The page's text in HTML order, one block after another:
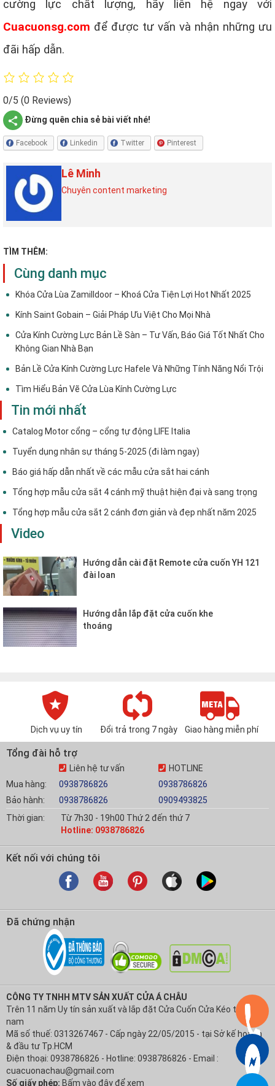
cường lực chất lượng, hãy liên hệ ngay với
Cuacuonsg.com để được tư vấn và nhận những ưu
đãi hấp dẫn.
0/5 (0 Reviews)
Đừng quên chia sẻ bài viết nhé!
Facebook Linkedin Twitter Pinterest
Lê Minh
Chuyên content marketing
TÌM THÊM:
Cùng danh mục
Khóa Cửa Lùa Zamilldoor – Khoá Cửa Tiện Lợi Hot Nhất 2025
Kính Saint Gobain – Giải Pháp Ưu Việt Cho Mọi Nhà
Cửa Kính Cường Lực Bản Lề Sàn – Tư Vấn, Báo Giá Tốt Nhất Cho
Không Gian Nhà Bạn
Bản Lề Cửa Kính Cường Lực Hafele Và Những Tính Năng Nổi Trội
Tìm Hiểu Bản Vẽ Cửa Lùa Kính Cường Lực
Tin mới nhất
Catalog Motor cổng – cổng tự động LIFE Italia
Tuyển dụng nhân sự tháng 5-2025 (đi làm ngay)
Báo giá hấp dẫn nhất về các mẫu cửa sắt hai cánh
Tổng hợp mẫu cửa sắt 4 cánh mỹ thuật hiện đại và sang trọng
Tổng hợp mẫu cửa sắt 2 cánh đơn giản và đẹp nhất năm 2025
Video
Hướng dẫn cài đặt Remote cửa cuốn YH 121
đài loan
Hướng dẫn lắp đặt cửa cuốn khe
thoáng
Dịch vụ uy tín Đổi trả trong 7 ngày Giao hàng miễn phí
Tổng đài hỗ trợ
Mua hàng:
Bảo hành:
Liên hệ tư vấn
0938786826
0938786826
HOTLINE
0938786826
0909493825
Thời gian:
Từ 7h30 - 19h00 Thứ 2 đến thứ 7
Hotline: 0938786826
Kết nối với chúng tôi
Đã chứng nhận
CÔNG TY TNHH MTV SẢN XUẤT CỬA Á CHÂU
Trên 11 năm Uy tín sản xuất và lắp đặt Cửa Cuốn Cửa Kéo tại Việt
nam
Mã số thuế: 0313267467 - Cấp ngày 22/05/2015 - tại Sở kế hoạch
& đầu tư Tp.HCM
Điện thoại: 0938786826 - Hotline: 0938786826 - Email :
cuacuonachau@gmail.com
Số giấy phép: Bấm vào đây để xem